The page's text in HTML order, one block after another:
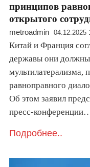
принципов
открытого
metroadmin 04.12.2025
Китай и Франция
державы они
мультилатерализма,
равноправного
Об этом заявил
пресс-
Подробнее..